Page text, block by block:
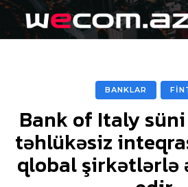
BANKLAR
Bank of Italy
təhlükəsiz
qlobal şirkətlərlə